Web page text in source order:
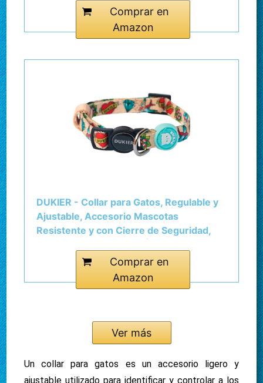
Comprar en
Amazon
DUKIER - Collar para Gatos, Regulable y
Ajustable, Accesorio Mascotas
Resistente y con Cierre de Seguridad,
Comprar en
Amazon
Ver más
Un collar para gatos es un accesorio ligero y
ajustable utilizado para identificar y controlar a los